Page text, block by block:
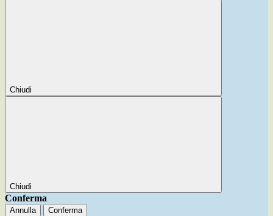
Chiudi
Chiudi
Conferma
Annulla Conferma